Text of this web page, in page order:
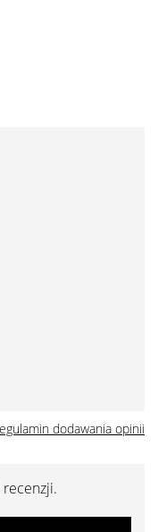
dodawania opinii